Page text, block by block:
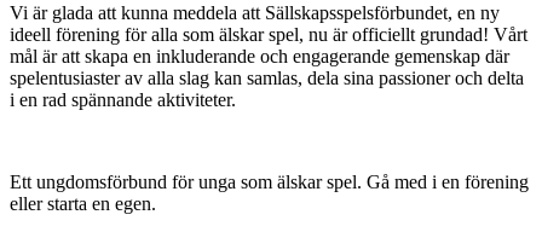
Vi är glada att kunna meddela att Sällskapsspelsförbundet, en ny
ideell förening för alla som älskar spel, nu är officiellt grundad! Vårt
mål är att skapa en inkluderande och engagerande gemenskap där
spelentusiaster av alla slag kan samlas, dela sina passioner och delta
i en rad spännande aktiviteter.
Ett ungdomsförbund för unga som älskar spel. Gå med i en förening
eller starta en egen.